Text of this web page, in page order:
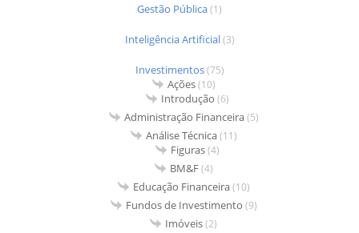
Gestão Pública(1)
Inteligência Artificial(3)
Investimentos(75)
Ações(10)
Introdução (6)
Administração Financeira(5)
Análise Técnica(11)
Figuras(4)
BM&F(4)
Educação Financeira(10)
Fundos de Investimento (9)
Imóveis(2)